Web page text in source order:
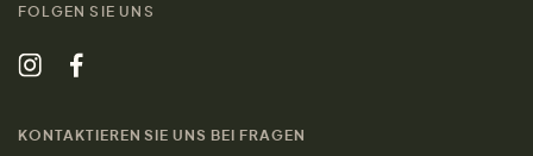
FOLGEN SIE UNS
KONTAKTIEREN SIE UNS BEI FRAGEN